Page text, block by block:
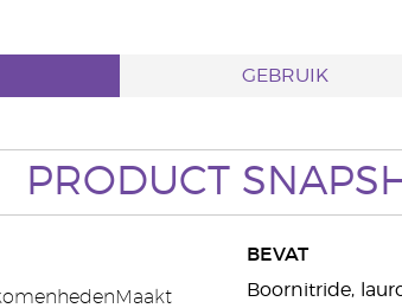
GEBRUIK
PRODUCT
BEVAT
Boornitride,